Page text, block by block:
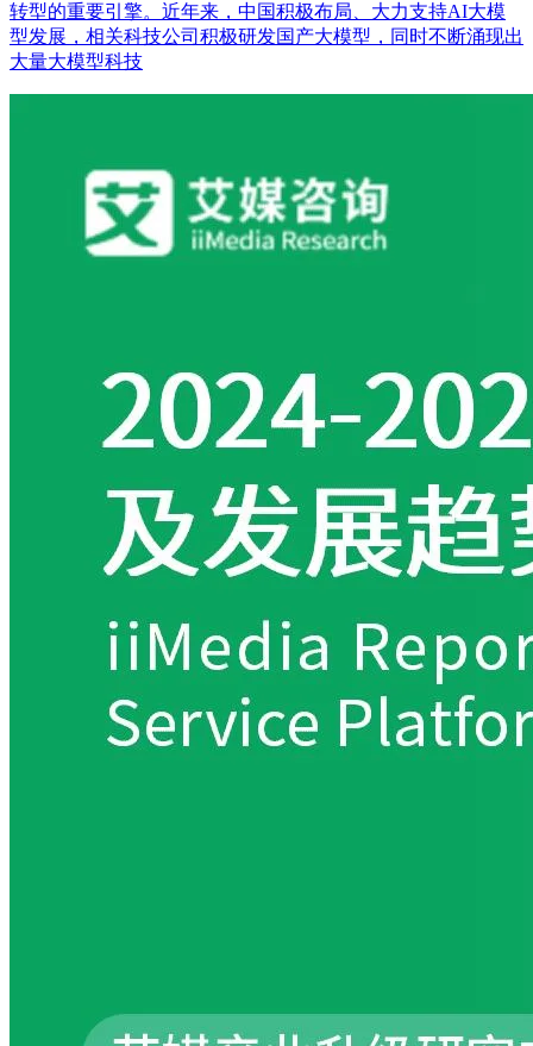
转型的重要引擎。近年来，中国积极布局、大力支持AI大模
型发展，相关科技公司积极研发国产大模型，同时不断涌现出
大量大模型科技